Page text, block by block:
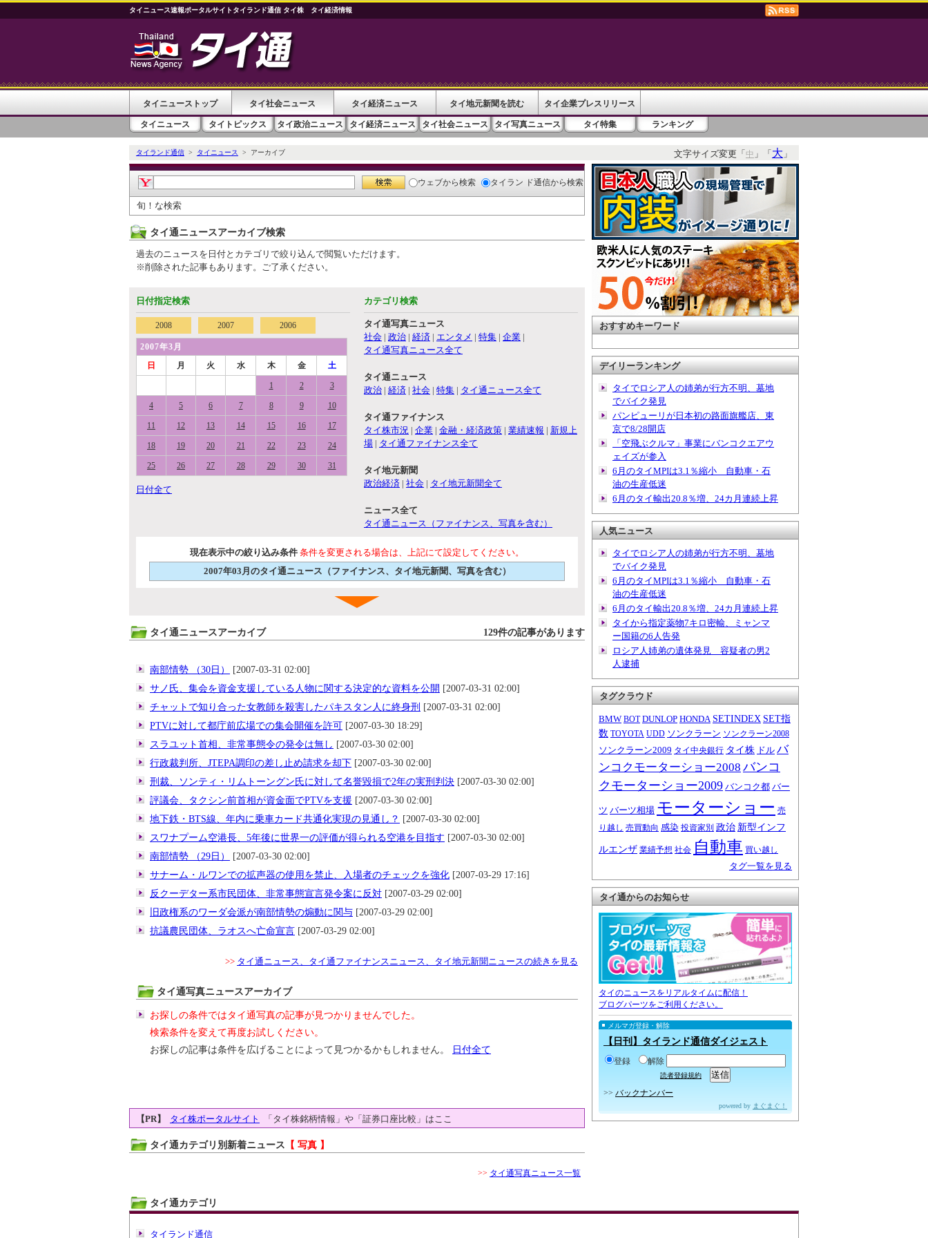
タイニュース速報ポータルサイトタイランド通信 タイ株 タイ経済情報
タイニューストップ タイ社会ニュース タイ経済ニュース タイ地元新聞を読む タイ企業プレスリリース
タイニュース タイトピックス タイ政治ニュース タイ経済ニュース タイ社会ニュース タイ写真ニュース タイ特集 ランキング
タイランド通信 > タイニュース > アーカイブ 文字サイズ変更「中 」「大 」
ウェブから検索 タイラン ド通信から検索
旬！な検索
タイ通ニュースアーカイブ検索
過去のニュースを日付とカテゴリで絞り込んで閲覧いただけます。
※削除された記事もあります。ご了承ください。
日付指定検索
2008 2007 2006
2007年3月
日
月 火 水 木 金 土
1 2 3
4 5 6 7 8 9 10
11 12 13 14 15 16 17
18 19 20 21 22 23 24
25 26 27 28 29 30 31
日付全て
カテゴリ検索
タイ通写真ニュース
社会 | 政治 | 経済 | エンタメ | 特集 | 企業 |
タイ通写真ニュース全て
タイ通ニュース
政治 | 経済 | 社会 | 特集 | タイ通ニュース全て
タイ通ファイナンス
タイ株市況 | 企業 | 金融・経済政策 | 業績速報 | 新規上
場 | タイ通ファイナンス全て
タイ地元新聞
政治経済 | 社会 | タイ地元新聞全て
ニュース全て
タイ通ニュース（ファイナンス、写真を含む）
現在表示中の絞り込み条件 条件を変更される場合は、上記にて設定してください。
2007年03月のタイ通ニュース（ファイナンス、タイ地元新聞、写真を含む）
タイ通ニュースアーカイブ 129件の記事があります
南部情勢 （30日）
[2007-03-31 02:00]
サノ氏、集会を資金支援している人物に関する決定的な資料を公開 [2007-03-31 02:00]
チャットで知り合った女教師を殺害したパキスタン人に終身刑 [2007-03-31 02:00]
PTVに対して都庁前広場での集会開催を許可 [2007-03-30 18:29]
スラユット首相、非常事態令の発令は無し [2007-03-30 02:00]
行政裁判所、JTEPA調印の差し止め請求を却下 [2007-03-30 02:00]
刑裁、ソンティ・リムトーングン氏に対して名誉毀損で2年の実刑判決 [2007-03-30 02:00]
評議会、タクシン前首相が資金面でPTVを支援 [2007-03-30 02:00]
地下鉄・BTS線、年内に乗車カード共通化実現の見通し？ [2007-03-30 02:00]
スワナプーム空港長、5年後に世界一の評価が得られる空港を目指す [2007-03-30 02:00]
南部情勢 （29日）
[2007-03-30 02:00]
サナーム・ルワンでの拡声器の使用を禁止、入場者のチェックを強化 [2007-03-29 17:16]
反クーデター系市民団体、非常事態宣言発令案に反対 [2007-03-29 02:00]
旧政権系のワーダ会派が南部情勢の煽動に関与 [2007-03-29 02:00]
抗議農民団体、ラオスへ亡命宣言 [2007-03-29 02:00]
>> タイ通ニュース、タイ通ファイナンスニュース、タイ地元新聞ニュースの続きを見る
タイ通写真ニュースアーカイブ
お探しの条件ではタイ通写真の記事が見つかりませんでした。
検索条件を変えて再度お試しください。
お探しの記事は条件を広げることによって見つかるかもしれません。
日付全て
【PR】 タイ株ポータルサイト 「タイ株銘柄情報」や「証券口座比較」はここ
タイ通カテゴリ別新着ニュース 【 写真 】
>> タイ通写真ニュース一覧
おすすめキーワード
デイリーランキング
タイでロシア人の姉弟が行方不明、墓地
でバイク発見
パンピューリが日本初の路面旗艦店、東
京で8/28開店
「空飛ぶクルマ」事業にバンコクエアウ
ェイズが参入
6月のタイMPIは3.1％縮小 自動車・石
油の生産低迷
6月のタイ輸出20.8％増、24カ月連続上昇
人気ニュース
タイでロシア人の姉弟が行方不明、墓地
でバイク発見
6月のタイMPIは3.1％縮小 自動車・石
油の生産低迷
6月のタイ輸出20.8％増、24カ月連続上昇
タイから指定薬物7キロ密輸、ミャンマ
ー国籍の6人告発
ロシア人姉弟の遺体発見 容疑者の男2
人逮捕
タグクラウド
BMW BOT DUNLOP HONDA SETINDEX SET指
数 TOYOTA UDD ソンクラーン ソンクラーン2008
ソンクラーン2009 タイ中央銀行 タイ株 ドル バ
ンコクモーターショー2008 バンコ
クモーターショー2009 バンコク都 バー
ツ バーツ相場 モーターショー 売
り越し 売買動向 感染 投資家別 政治 新型インフ
ルエンザ 業績予想 社会 自動車 買い越し
タグ一覧を見る
タイ通からのお知らせ
タイのニュースをリアルタイムに配信！
ブログパーツをご利用ください。
メルマガ登録・解除
【日刊】タイランド通信ダイジェスト
登録 解除
読者登録規約
>> バックナンバー
powered by まぐまぐ！
タイ通カテゴリ
タイランド通信